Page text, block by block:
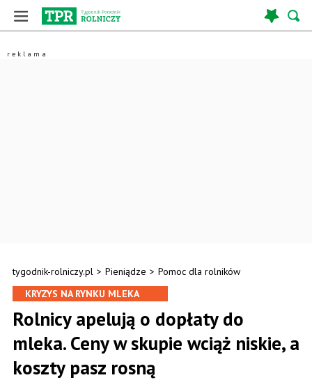
tygodnik-rolniczy.pl > Pieniądze > Pomoc dla rolników
KRYZYS NA RYNKU MLEKA
Rolnicy apelują o dopłaty do
mleka. Ceny w skupie wciąż niskie, a
koszty pasz rosną